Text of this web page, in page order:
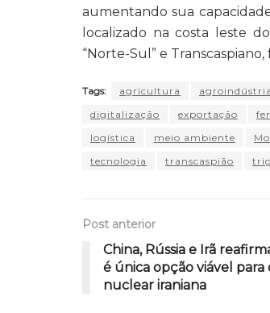
aumentando sua
localizado na costa leste
“Norte-Sul” e
Tags: agricultura agroindústria
digitalização
exportação
logística
meio ambiente
tecnologia
transcaspião
Post anterior
China, Rússia e Irã
é única opção viável para
nuclear iraniana